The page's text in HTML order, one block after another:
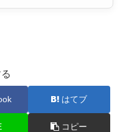
はてブ
コピー